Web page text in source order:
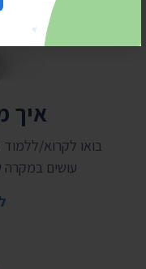
איך
בואו לקרוא/
עושים במקרה